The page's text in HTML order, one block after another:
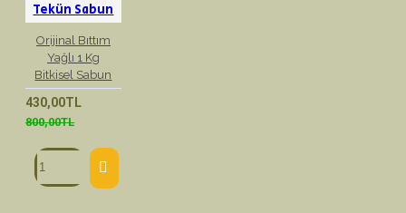
Tekün Sabun
Orijinal Bıttım
Yağlı 1 Kg
Bitkisel Sabun
430,00TL
800,00TL